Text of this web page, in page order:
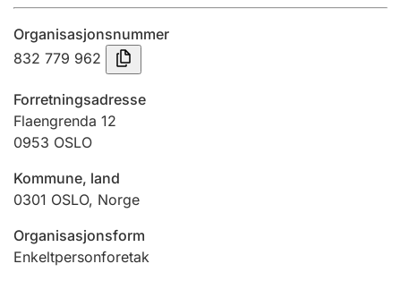
Innsending og forseinkingsgebyr
Jeger
Ektepaktrettleiaren
Organisasjonsnummer
832 779 962
Forretningsadresse
Flaengrenda 12
0953 OSLO
Kommune, land
0301 OSLO, Norge
Organisasjonsform
Enkeltpersonforetak